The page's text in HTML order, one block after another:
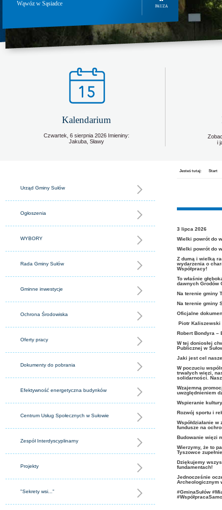
Wąwóz w Sąsiadce PAUZA
Kalendarium
Czwartek,6sierpnia 2026 Imieniny:
Jakuba, Sławy
i
Urząd Gminy Sułów
Ogłoszenia
WYBORY
Rada Gminy Sułów
Gminne inwestycje
Ochrona Środowiska
Oferty pracy
Dokumenty do pobrania
Efektywność energetyczna budynków
Centrum Usług Społecznych w Sułowie
Zespół Interdyscyplinarny
Projekty
"Sekrety wsi..."
Jesteś tutaj: Start
3 lipca 2026
Wielki powrót do
Wielki powrót do
​Z dumą i wielką
wydarzenia o
Współpracy!
To właśnie
dawnych Grodów
Na terenie gminy
Na terenie gminy
​Oficjalne
Piotr Kaliszewski
Robert Bondyra –
​W tej doniosłej
Publicznej w
​Jaki jest cel
​W poczuciu
trwałych więzi,
solidarności.
​Wzajemną
uwzględnieniem
Wspieranie
Rozwój sportu i
Współdziałanie
fundusze na
Budowanie więzi
​Wierzymy, że to
Tyszowce
​Dziękujemy
fundamentach!
Jednocześnie
Archeologicznym
#GminaSułów